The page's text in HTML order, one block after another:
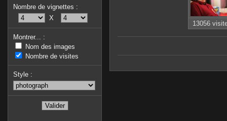
Nombre de vignettes :
X
Montrer... :
Nom des images
Nombre de visites
Style :
13056